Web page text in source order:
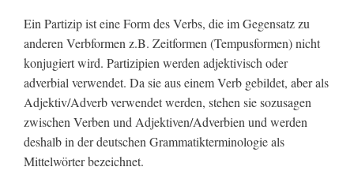
Ein Partizip ist eine Form des Verbs, die im Gegensatz zu
anderen Verbformen z.B. Zeitformen (Tempusformen) nicht
konjugiert wird. Partizipien werden adjektivisch oder
adverbial verwendet. Da sie aus einem Verb gebildet, aber als
Adjektiv/Adverb verwendet werden, stehen sie sozusagen
zwischen Verben und Adjektiven/Adverbien und werden
deshalb in der deutschen Grammatikterminologie als
Mittelwörter bezeichnet.